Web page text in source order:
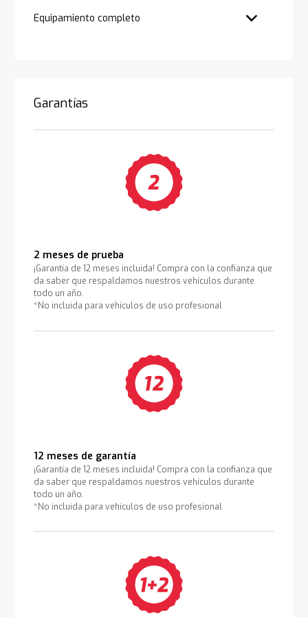
Equipamiento completo
Garantías
2 meses de prueba
¡Garantía de 12 meses incluida! Compra con la confianza que
da saber que respaldamos nuestros vehículos durante
todo un año.
*No incluida para vehículos de uso profesional
12 meses de garantía
¡Garantía de 12 meses incluida! Compra con la confianza que
da saber que respaldamos nuestros vehículos durante
todo un año.
*No incluida para vehículos de uso profesional